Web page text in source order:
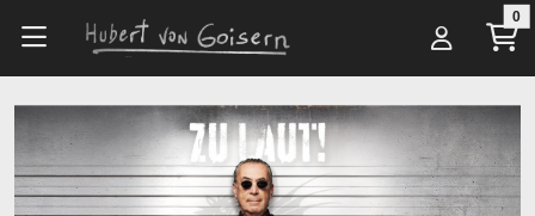
Zum Hauptinhalt springen 0
Alle Artikel